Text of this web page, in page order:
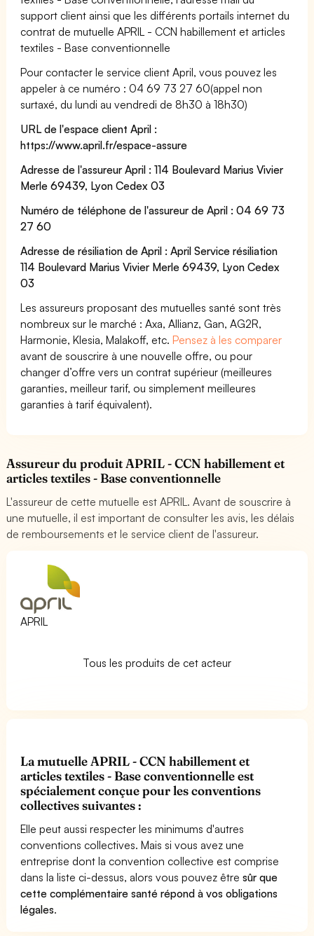
support client ainsi que les différents portails internet du
contrat de mutuelle APRIL - CCN habillement et articles
textiles - Base conventionnelle
Pour contacter le service client April, vous pouvez les
appeler à ce numéro : 04 69 73 27 60(appel non
surtaxé, du lundi au vendredi de 8h30 à 18h30)
URL de l'espace client April :
https://www.april.fr/espace-assure
Adresse de l'assureur April : 114 Boulevard Marius Vivier
Merle 69439, Lyon Cedex 03
Numéro de téléphone de l'assureur de April : 04 69 73
27 60
Adresse de résiliation de April : April Service résiliation
114 Boulevard Marius Vivier Merle 69439, Lyon Cedex
03
Les assureurs proposant des mutuelles santé sont très
nombreux sur le marché : Axa, Allianz, Gan, AG2R,
Harmonie, Klesia, Malakoff, etc.Pensez à les comparer
avant de souscrire à une nouvelle offre, ou pour
changer d’offre vers un contrat supérieur (meilleures
garanties, meilleur tarif, ou simplement meilleures
garanties à tarif équivalent).
Assureur du produit APRIL - CCN habillement et
articles textiles - Base conventionnelle
L'assureur de cette mutuelle est APRIL. Avant de souscrire à
une mutuelle, il est important de consulter les avis, les délais
de remboursements et le service client de l'assureur.
APRIL
Tous les produits de cet acteur
La mutuelle APRIL - CCN habillement et
articles textiles - Base conventionnelle est
spécialement conçue pour les conventions
collectives suivantes :
Elle peut aussi respecter les minimums d'autres
conventions collectives. Mais si vous avez une
entreprise dont la convention collective est comprise
dans la liste ci-dessus, alors vous pouvez êtresûr que
cette complémentaire santé répond à vos obligations
légales.